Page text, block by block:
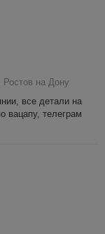
Ростов на Дону
все детали на
вацапу, телеграм